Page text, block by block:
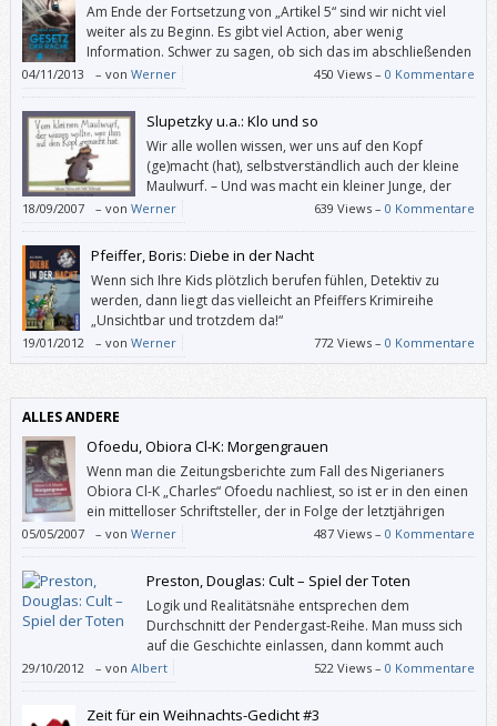
Am Ende der Fortsetzung von „Artikel 5“ sind wir nicht viel
weiter als zu Beginn. Es gibt viel Action, aber wenig
Information. Schwer zu sagen, ob sich das im abschließenden
Band der Ember-Trilogie ändern wird. Leider hat mich
„Gesetz der Rache“ nicht wirklich neugierig auf die Fortsetzung gemacht.
04/11/2013 – von Werner 450 Views –0 Kommentare
Slupetzky u.a.: Klo und so
Wir alle wollen wissen, wer uns auf den Kopf
(ge)macht (hat), selbstverständlich auch der kleine
Maulwurf. – Und was macht ein kleiner Junge, der
schon allein aufs Klo gehen kann, wenn dieses (etwa
von seinem lesenden Bruder) viel zu lange okkupiert wird? Richtig: Er
scheißt drauf.
18/09/2007 – von Werner 639 Views –0 Kommentare
Pfeiffer, Boris: Diebe in der Nacht
Wenn sich Ihre Kids plötzlich berufen fühlen, Detektiv zu
werden, dann liegt das vielleicht an Pfeiffers Krimireihe
„Unsichtbar und trotzdem da!“
19/01/2012 – von Werner 772 Views –0 Kommentare
ALLES ANDERE
Ofoedu, Obiora Cl-K: Morgengrauen
Wenn man die Zeitungsberichte zum Fall des Nigerianers
Obiora Cl-K „Charles“ Ofoedu nachliest, so ist er in den einen
ein mittelloser Schriftsteller, der in Folge der letztjährigen
„Operation Spring“ zu Unrecht als Drogenboss verdächtigt
und in Untersuchungshaft genommen wurde. In den anderen Zeitungen
kann man es scheinbar nicht fassen, dass die Staatsanwalt für diesen
Menschen Enthaftung beantragt hat.
05/05/2007 – von Werner 487 Views –0 Kommentare
Preston, Douglas: Cult – Spiel der Toten
Logik und Realitätsnähe entsprechen dem
Durchschnitt der Pendergast-Reihe. Man muss sich
auf die Geschichte einlassen, dann kommt auch
Spannung auf. So darf es einen nicht stören, dass
ein Boot zuerst ein Stück im Rückwärtsgang vom Steg wegfährt, bevor
der Anlasser betätigt wird, um den Motor zu starten.
29/10/2012 – von Albert 522 Views –0 Kommentare
Zeit für ein Weihnachts-Gedicht #3